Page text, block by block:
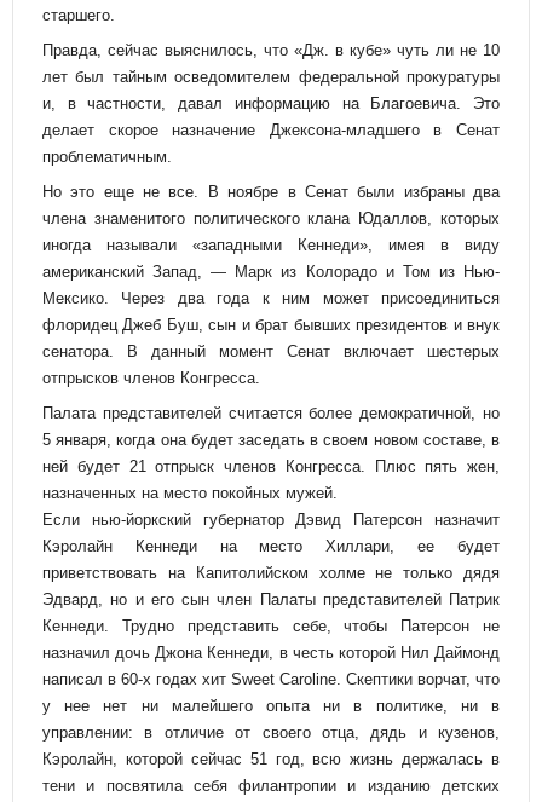
старшего.
Правда, сейчас выяснилось, что «Дж. в кубе» чуть ли не 10
лет был тайным осведомителем федеральной прокуратуры
и, в частности, давал информацию на Благоевича. Это
делает скорое назначение Джексона-младшего в Сенат
проблематичным.
Но это еще не все. В ноябре в Сенат были избраны два
члена знаменитого политического клана Юдаллов, которых
иногда называли «западными Кеннеди», имея в виду
американский Запад, — Марк из Колорадо и Том из Нью-
Мексико. Через два года к ним может присоединиться
флоридец Джеб Буш, сын и брат бывших президентов и внук
сенатора. В данный момент Сенат включает шестерых
отпрысков членов Конгресса.
Палата представителей считается более демократичной, но
5 января, когда она будет заседать в своем новом составе, в
ней будет 21 отпрыск членов Конгресса. Плюс пять жен,
назначенных на место покойных мужей.
Если нью-йоркский губернатор Дэвид Патерсон назначит
Кэролайн Кеннеди на место Хиллари, ее будет
приветствовать на Капитолийском холме не только дядя
Эдвард, но и его сын член Палаты представителей Патрик
Кеннеди. Трудно представить себе, чтобы Патерсон не
назначил дочь Джона Кеннеди, в честь которой Нил Даймонд
написал в 60-х годах хит Sweet Caroline. Скептики ворчат, что
у нее нет ни малейшего опыта ни в политике, ни в
управлении: в отличие от своего отца, дядь и кузенов,
Кэролайн, которой сейчас 51 год, всю жизнь держалась в
тени и посвятила себя филантропии и изданию детских